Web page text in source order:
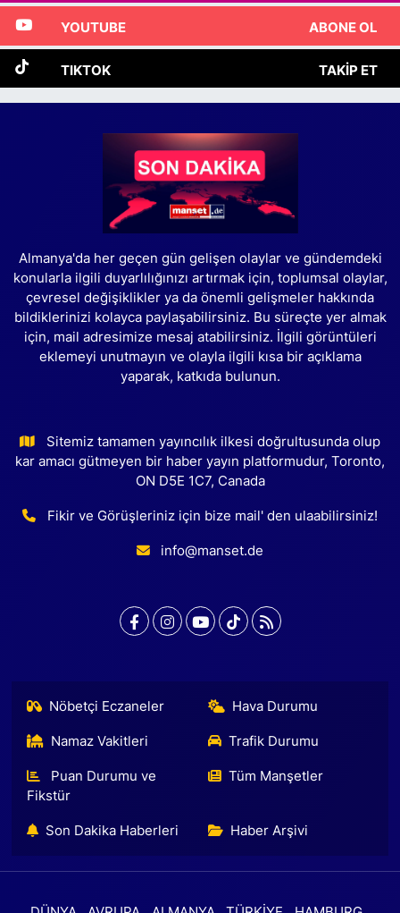
YOUTUBE ABONE OL
TIKTOK TAKIP ET
Almanya'da her geçen gün gelişen olaylar ve gündemdeki
konularla ilgili duyarlılığınızı artırmak için, toplumsal olaylar,
çevresel değişiklikler ya da önemli gelişmeler hakkında
bildiklerinizi kolayca paylaşabilirsiniz. Bu süreçte yer almak
için, mail adresimize mesaj atabilirsiniz. İlgili görüntüleri
eklemeyi unutmayın ve olayla ilgili kısa bir açıklama
yaparak, katkıda bulunun.
Sitemiz tamamen yayıncılık ilkesi doğrultusunda olup
kar amacı gütmeyen bir haber yayın platformudur, Toronto,
ON D5E 1C7, Canada
Fikir ve Görüşleriniz için bize mail' den ulaabilirsiniz!
info@manset.de
Nöbetçi Eczaneler Hava Durumu
Namaz Vakitleri Trafik Durumu
Puan Durumu ve
Fikstür
Tüm Manşetler
Son Dakika Haberleri Haber Arşivi